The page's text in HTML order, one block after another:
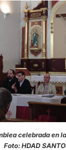
celebrada en
HDAD SANTO